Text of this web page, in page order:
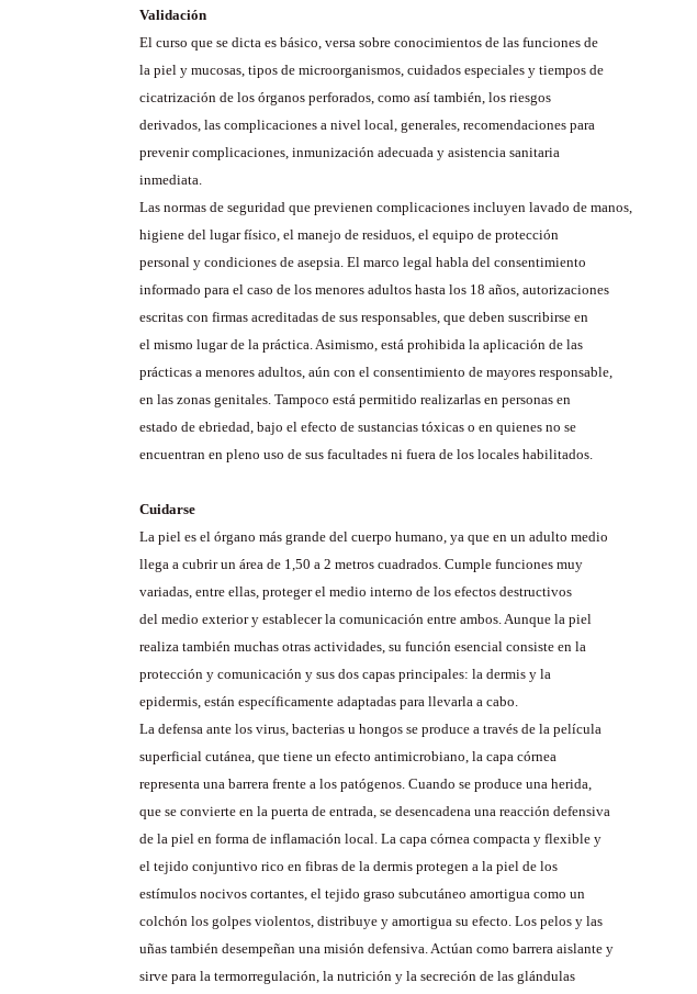
Validación
El curso que se dicta es básico, versa sobre conocimientos de las funciones de
la piel y mucosas, tipos de microorganismos, cuidados especiales y tiempos de
cicatrización de los órganos perforados, como así también, los riesgos
derivados, las complicaciones a nivel local, generales, recomendaciones para
prevenir complicaciones, inmunización adecuada y asistencia sanitaria
inmediata.
Las normas de seguridad que previenen complicaciones incluyen lavado de manos,
higiene del lugar físico, el manejo de residuos, el equipo de protección
personal y condiciones de asepsia. El marco legal habla del consentimiento
informado para el caso de los menores adultos hasta los 18 años, autorizaciones
escritas con firmas acreditadas de sus responsables, que deben suscribirse en
el mismo lugar de la práctica. Asimismo, está prohibida la aplicación de las
prácticas a menores adultos, aún con el consentimiento de mayores responsable,
en las zonas genitales. Tampoco está permitido realizarlas en personas en
estado de ebriedad, bajo el efecto de sustancias tóxicas o en quienes no se
encuentran en pleno uso de sus facultades ni fuera de los locales habilitados.
Cuidarse
La piel es el órgano más grande del cuerpo humano, ya que en un adulto medio
llega a cubrir un área de 1,50 a 2 metros cuadrados. Cumple funciones muy
variadas, entre ellas, proteger el medio interno de los efectos destructivos
del medio exterior y establecer la comunicación entre ambos. Aunque la piel
realiza también muchas otras actividades, su función esencial consiste en la
protección y comunicación y sus dos capas principales: la dermis y la
epidermis, están específicamente adaptadas para llevarla a cabo.
La defensa ante los virus, bacterias u hongos se produce a través de la película
superficial cutánea, que tiene un efecto antimicrobiano, la capa córnea
representa una barrera frente a los patógenos. Cuando se produce una herida,
que se convierte en la puerta de entrada, se desencadena una reacción defensiva
de la piel en forma de inflamación local. La capa córnea compacta y flexible y
el tejido conjuntivo rico en fibras de la dermis protegen a la piel de los
estímulos nocivos cortantes, el tejido graso subcutáneo amortigua como un
colchón los golpes violentos, distribuye y amortigua su efecto. Los pelos y las
uñas también desempeñan una misión defensiva. Actúan como barrera aislante y
sirve para la termorregulación, la nutrición y la secreción de las glándulas